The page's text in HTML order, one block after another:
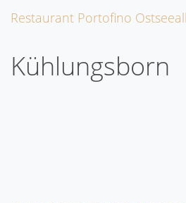
Restaurant Portofino
Kühlungsborn